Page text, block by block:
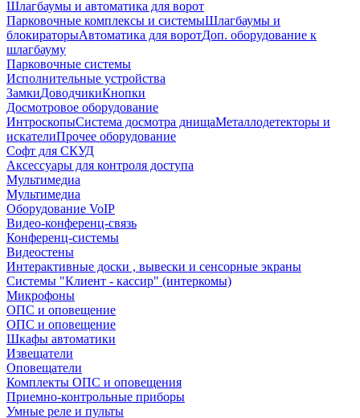
Шлагбаумы и автоматика для ворот
Парковочные комплексы и системыШлагбаумы и
блокираторыАвтоматика для воротДоп. оборудование к
шлагбауму
Парковочные системы
Исполнительные устройства
ЗамкиДоводчикиКнопки
Досмотровое оборудование
ИнтроскопыСистема досмотра днищаМеталлодетекторы и
искателиПрочее оборудование
Софт для СКУД
Аксессуары для контроля доступа
Мультимедиа
Мультимедиа
Оборудование VoIP
Видео-конференц-связь
Конференц-системы
Видеостены
Интерактивные доски , вывески и сенсорные экраны
Системы "Клиент - кассир" (интеркомы)
Микрофоны
ОПС и оповещение
ОПС и оповещение
Шкафы автоматики
Извещатели
Оповещатели
Комплекты ОПС и оповещения
Приемно-контрольные приборы
Умные реле и пульты